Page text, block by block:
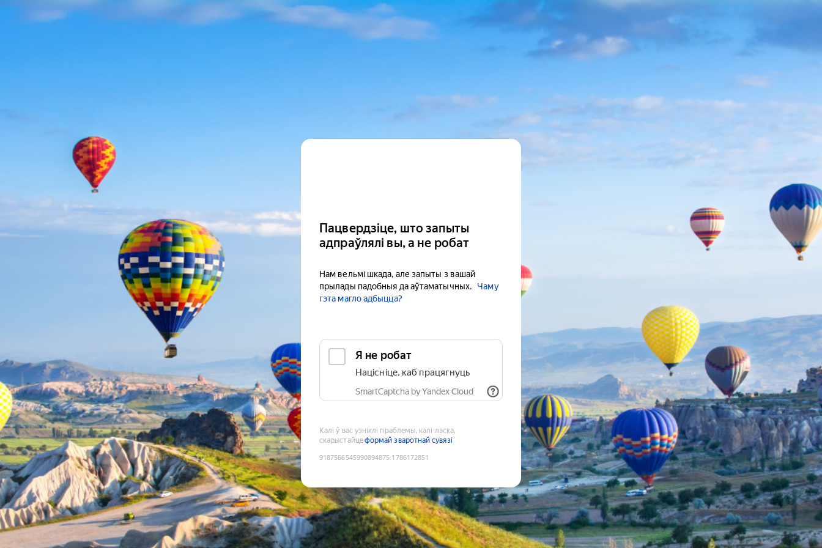
Пацвердзіце, што запыты
адпраўлялі вы, а не робат
Нам вельмі шкада, але запыты з вашай
прылады падобныя да аўтаматычных.
Чаму
гэта магло адбыцца?
Я не робат
Націсніце, каб працягнуць
SmartCaptcha by Yandex Cloud
Калі ў вас узніклі праблемы, калі ласка,
скарыстайцеформай зваротнай сувязі
9187566545990894875:1786172851